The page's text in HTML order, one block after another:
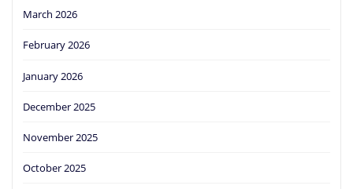
March 2026
February 2026
January 2026
December 2025
November 2025
October 2025